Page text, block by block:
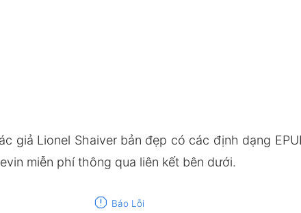
giả Lionel Shaiver bản đẹp có các định dạng
miễn phí thông qua liên kết bên dưới.
report Báo Lỗi